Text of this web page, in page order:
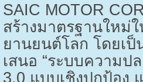
SAIC MOTOR
สร้างมาตรฐานใหม่
ยานยนต์โลก โดยเป็
เสนอ “ระบบความป
3.0 แบบเชิงปกป้อง